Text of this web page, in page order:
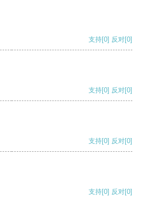
支持[0] 反对[0]
支持[0] 反对[0]
支持[0] 反对[0]
支持[0] 反对[0]